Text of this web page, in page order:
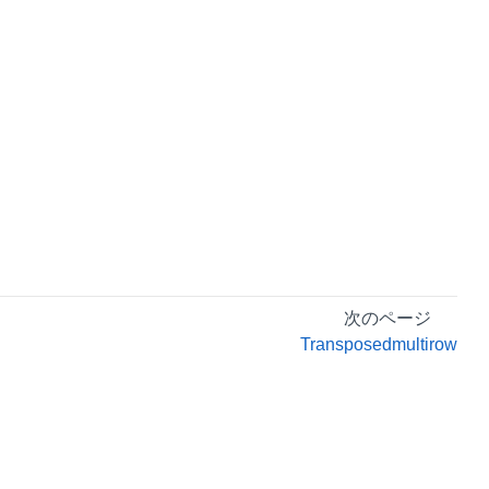
次のページ
Transposedmultirow